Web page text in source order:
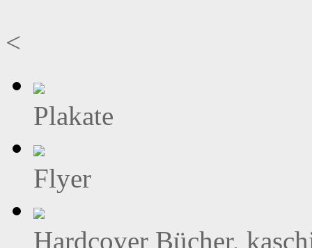
<
Plakate
Flyer
Hardcover Bücher,